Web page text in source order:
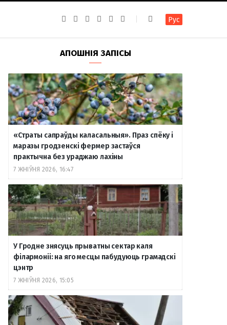
b
o
k
a
g
a
m
g
r
a
m
u
b
т
а
т
е
Рус
АПОШНІЯ ЗАПІСЫ
«Страты сапраўды каласальныя». Праз спёку і
маразы гродзенскі фермер застаўся
практычна без ураджаю лахіны
7 ЖНІЎНЯ 2026, 16:47
У Гродне знясуць прыватны сектар каля
філармоніі: на яго месцы пабудуюць грамадскі
цэнтр
7 ЖНІЎНЯ 2026, 15:05